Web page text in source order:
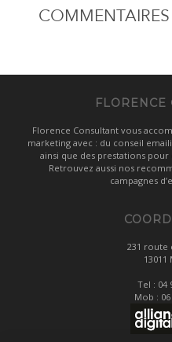
FLORENCE
Florence Consultant vous
marketing avec : du conseil
ainsi que des prestations
Retrouvez aussi nos
campagnes
231 route
13011
Tel : 04
Mob :